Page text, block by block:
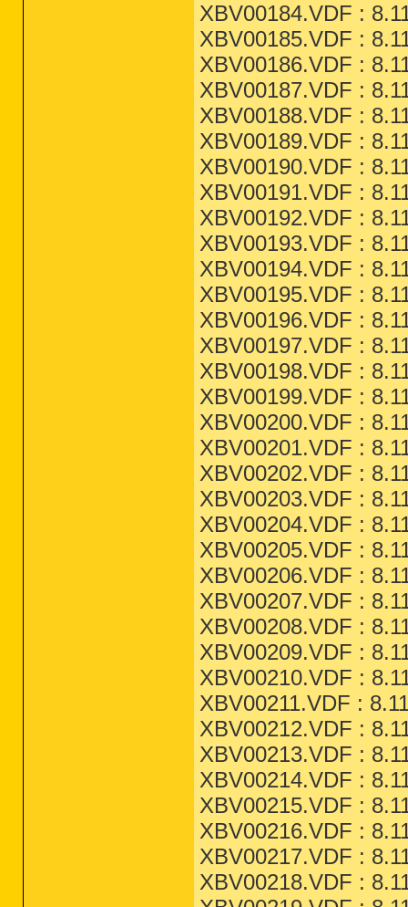
XBV00184.VDF :
XBV00185.VDF :
XBV00186.VDF :
XBV00187.VDF :
XBV00188.VDF :
XBV00189.VDF :
XBV00190.VDF :
XBV00191.VDF :
XBV00192.VDF :
XBV00193.VDF :
XBV00194.VDF :
XBV00195.VDF :
XBV00196.VDF :
XBV00197.VDF :
XBV00198.VDF :
XBV00199.VDF :
XBV00200.VDF :
XBV00201.VDF :
XBV00202.VDF :
XBV00203.VDF :
XBV00204.VDF :
XBV00205.VDF :
XBV00206.VDF :
XBV00207.VDF :
XBV00208.VDF :
XBV00209.VDF :
XBV00210.VDF :
XBV00211.VDF :
XBV00212.VDF :
XBV00213.VDF :
XBV00214.VDF :
XBV00215.VDF :
XBV00216.VDF :
XBV00217.VDF :
XBV00218.VDF :